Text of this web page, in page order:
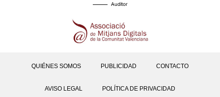
Auditor
QUIÉNES SOMOS PUBLICIDAD CONTACTO
AVISO LEGAL POLÍTICA DE PRIVACIDAD